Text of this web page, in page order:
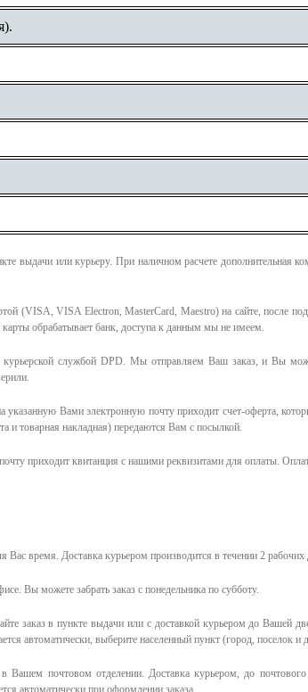
выдачи или курьеру. При наличном расчете дополнительная
(VISA, VISA Electron, MasterCard, Maestro) на сайте, после
обрабатывает банк, доступа к данным мы не имеем.
службой DPD. Мы отправляем Ваш заказ, и Вы
указанную Вами электронную почту приходит счет-оферта,
товарная накладная) передаются Вам с посылкой.
приходит квитанция с нашими реквизитами для оплаты.
Вас время. Доставка курьером производится в течении 2 рабочих
Вы можете забрать заказ с понедельника по субботу.
заказ в пункте выдачи или с доставкой курьером до Вашей
автоматически, выберите населенный пункт (город, поселок и
Вашем почтовом отделении. Доставка курьером, до
автоматически при оформлении заказа.